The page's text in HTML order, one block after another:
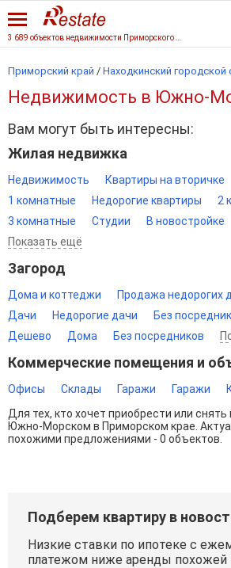
Приморский край / Находкинский городской
Недвижимость в Южно-
Вам могут быть интересны:
Жилая недвижка
Недвижимость Квартиры на вторичке
1 комнатные
Недорогие квартиры
2
3 комнатные
Студии В новостройке
Показать ещё
Загород
Дома и коттеджи Продажа недорогих
Дачи
Недорогие дачи Без
Дешево
Дома Без посредников
Коммерческие помещения и
Офисы Склады Гаражи Гаражи
Для тех, кто хочет приобрести или
Южно-Морском в Приморском крае.
похожими предложениями - 0 объектов.
Подберем квартиру в
Низкие ставки по ипотеке с
платежом ниже аренды похожей